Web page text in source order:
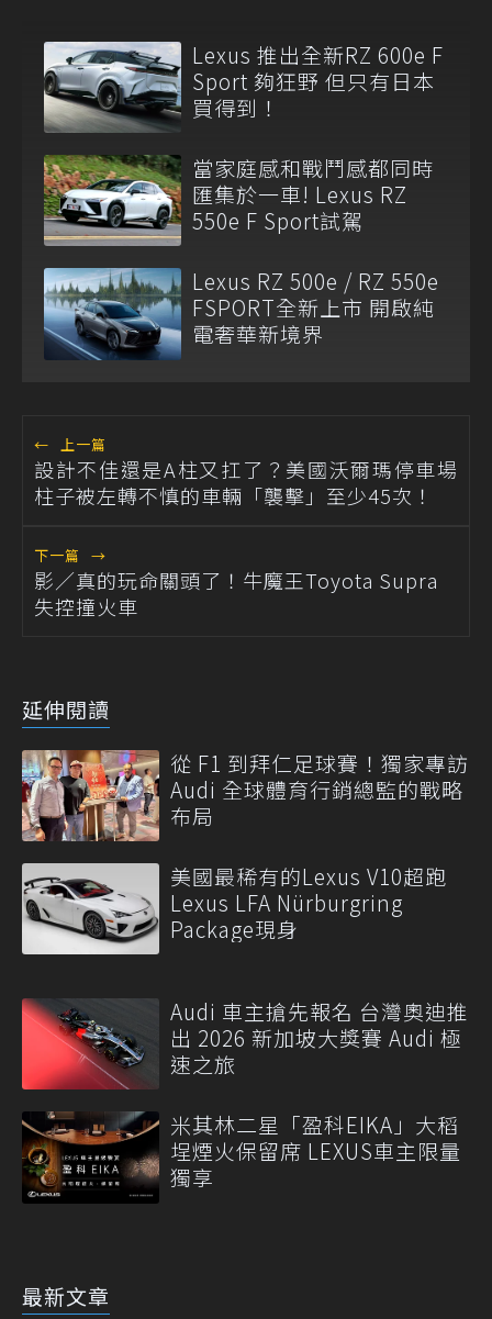
Lexus 推出全新RZ 600e F
Sport 夠狂野 但只有日本
買得到！
當家庭感和戰鬥感都同時
匯集於一車! Lexus RZ
550e F Sport試駕
Lexus RZ 500e / RZ 550e
FSPORT全新上市 開啟純
電奢華新境界
← 上一篇
設計不佳還是A柱又扛了？美國沃爾瑪停車場
柱子被左轉不慎的車輛「襲擊」至少45次！
下一篇 →
影／真的玩命關頭了！牛魔王Toyota Supra
失控撞火車
延伸閱讀
從 F1 到拜仁足球賽！獨家專訪
Audi 全球體育行銷總監的戰略
布局
美國最稀有的Lexus V10超跑
Lexus LFA Nürburgring
Package現身
Audi 車主搶先報名 台灣奧迪推
出 2026 新加坡大獎賽 Audi 極
速之旅
米其林二星「盈科EIKA」大稻
埕煙火保留席 LEXUS車主限量
獨享
最新文章